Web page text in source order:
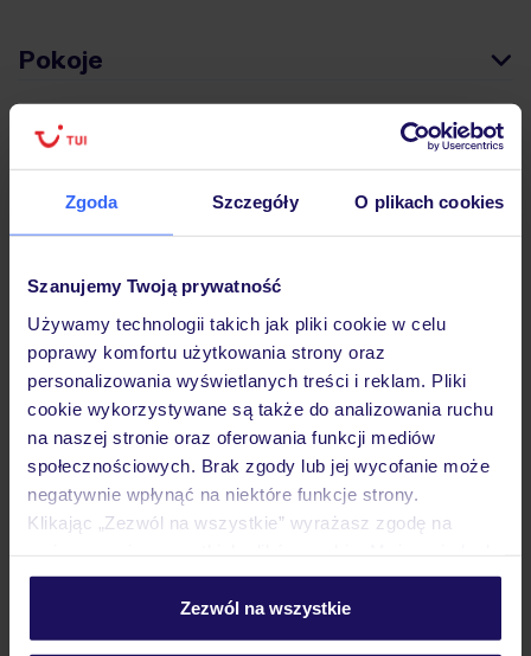
Zgoda Szczegóły O plikach cookies
Szanujemy Twoją prywatność
Używamy technologii takich jak pliki cookie w celu
poprawy komfortu użytkowania strony oraz
personalizowania wyświetlanych treści i reklam. Pliki
cookie wykorzystywane są także do analizowania ruchu
na naszej stronie oraz oferowania funkcji mediów
społecznościowych. Brak zgody lub jej wycofanie może
negatywnie wpłynąć na niektóre funkcje strony.
Klikając „Zezwól na wszystkie” wyrażasz zgodę na
personalizować swój wybór wchodząc w zakładkę
Szczegółowe informacje o plikach cookie znajdziesz
Zezwól na wszystkie
Pokoje
Wyżywienie
Atrakcje
Ważne informacje
Często zadawane pytania
Jak zmienić uczestników/osobę zgłaszającą?
Czy w Hotelu będzie przedstawiciel TUI?
Na jakiej podstawie i gdzie otrzymam karty